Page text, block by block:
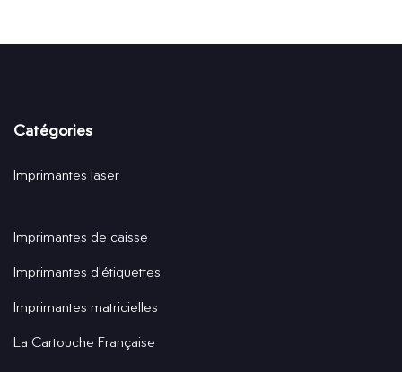
Catégories
Imprimantes laser
Imprimantes de caisse
Imprimantes d'étiquettes
Imprimantes matricielles
La Cartouche Française